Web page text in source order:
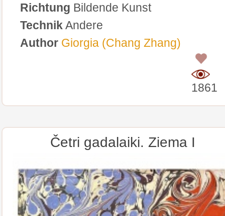
Richtung Bildende Kunst
TechnikAndere
Author Giorgia (Chang Zhang)
1861
Četri gadalaiki. Ziema I